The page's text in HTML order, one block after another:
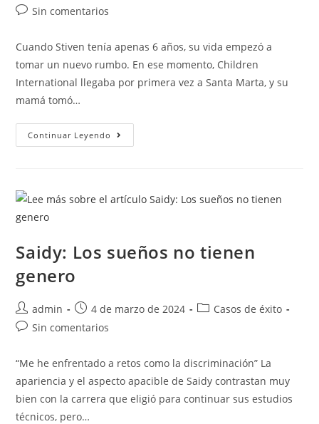
Sin comentarios
Cuando Stiven tenía apenas 6 años, su vida empezó a
tomar un nuevo rumbo. En ese momento, Children
International llegaba por primera vez a Santa Marta, y su
mamá tomó…
Continuar Leyendo
Saidy: Los sueños no tienen
genero
admin 4 de marzo de 2024
Casos de éxito
Sin comentarios
“Me he enfrentado a retos como la discriminación” La
apariencia y el aspecto apacible de Saidy contrastan muy
bien con la carrera que eligió para continuar sus estudios
técnicos, pero…